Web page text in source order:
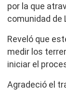
por la que
comunidad de
Reveló que
medir los
iniciar el
Agradeció el